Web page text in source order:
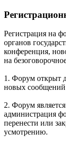
Регистрация на
органов
конференция,
на
1. Форум открыт
новых сообщений
2. Форум
администрация
перенести или
усмотрению.